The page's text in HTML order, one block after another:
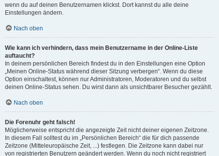
wenn du auf deinen Benutzernamen klickst. Dort kannst du alle deine
Einstellungen ändern.
Nach oben
Wie kann ich verhindern, dass mein Benutzername in der Online-Liste
auftaucht?
In deinem persönlichen Bereich findest du in den Einstellungen eine Option
„Meinen Online-Status während dieser Sitzung verbergen“. Wenn du diese
Option einschaltest, können nur Administratoren, Moderatoren und du selbst
deinen Online-Status sehen. Du wirst dann als unsichtbarer Besucher gezählt.
Nach oben
Die Forenuhr geht falsch!
Möglicherweise entspricht die angezeigte Zeit nicht deiner eigenen Zeitzone.
In diesem Fall solltest du im „Persönlichen Bereich“ die für dich passende
Zeitzone (Mitteleuropäische Zeit, ...) festlegen. Die Zeitzone kann dabei nur
von registrierten Benutzern geändert werden. Wenn du noch nicht registriert